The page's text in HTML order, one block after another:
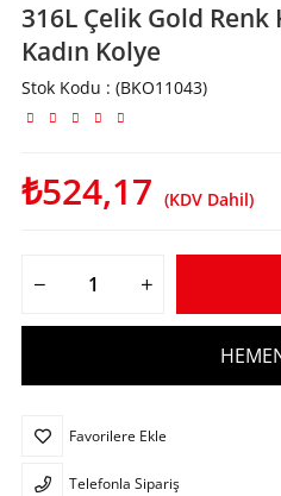
316L Çelik Gold Renk
Kadın Kolye
Stok Kodu (BKO11043)
₺524,17 (KDV Dahil)
Favorilere Ekle
Telefonla Sipariş